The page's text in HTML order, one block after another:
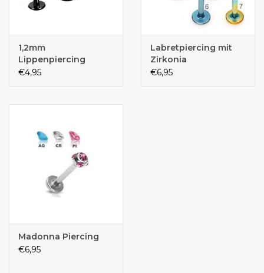
1,2mm
Lippenpiercing
schwarz
€4,95
Labretpiercing mit
Zirkonia
€6,95
Madonna Piercing
€6,95